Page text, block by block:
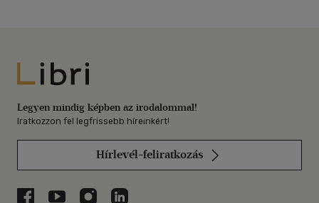
Libri
Legyen mindig képben az irodalommal!
Iratkozzon fel legfrissebb híreinkért!
Hírlevél-feliratkozás
Libri a Facebookon
Libri a Youtube-on
Libri az Instagramon
Libri a LinkedInen